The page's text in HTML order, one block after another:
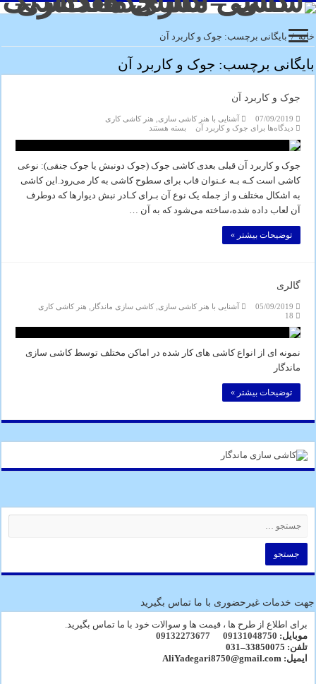
خانه / بایگانی برچسب: جوک و کاربرد آن
بایگانی برچسب: جوک و کاربرد آن
جوک و کاربرد آن
07/09/2019 آشنایی با هنر کاشی سازی
هنر کاشی کاری
دیدگاه‌ها برای جوک و کاربرد آن بسته هستند
جوک و کاربرد آن قبلی بعدی کاشی جوک (جوک دونبش یا جوک جنقی): نوعی
کاشی‌ است کـه بـه عـنوان‌ قاب‌ برای‌ سطوح کاشی به کار می‌رود.این‌ کاشی‌
به‌ اشکال‌ مختلف و از جمله یک نوع آن بـرای کـادر نبش دیوارها که‌ دوطرف
آن لعاب داده شده،ساخته می‌شود که به آن …
توضیحات بیشتر »
گالری
05/09/2019 آشنایی با هنر کاشی سازی ,کاشی سازی ماندگار
هنر کاشی کاری
18
نمونه ای از انواع کاشی های کار شده در اماکن مختلف توسط کاشی سازی
ماندگار
توضیحات بیشتر »
جهت خدمات غیرحضوری با ما تماس بگیرید
برای اطلاع از طرح ها ، قیمت ها و سوالات خود با ما تماس بگیرید.
موبایل: 09131048750
09132273677
تلفن: 33850075–031
ایمیل: AliYadegari8750@gmail.com